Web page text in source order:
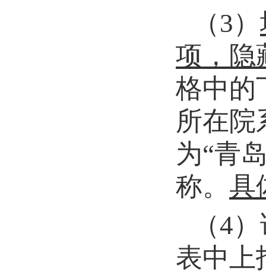
（3）
项，隐
格中的
所在院
为“青
称。 具
（4）
表中上